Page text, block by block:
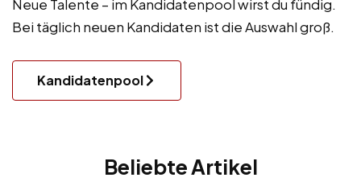
Neue Talente – im Kandidatenpool wirst du fündig.
Bei täglich neuen Kandidaten ist die Auswahl groß.
Kandidatenpool
Beliebte Artikel